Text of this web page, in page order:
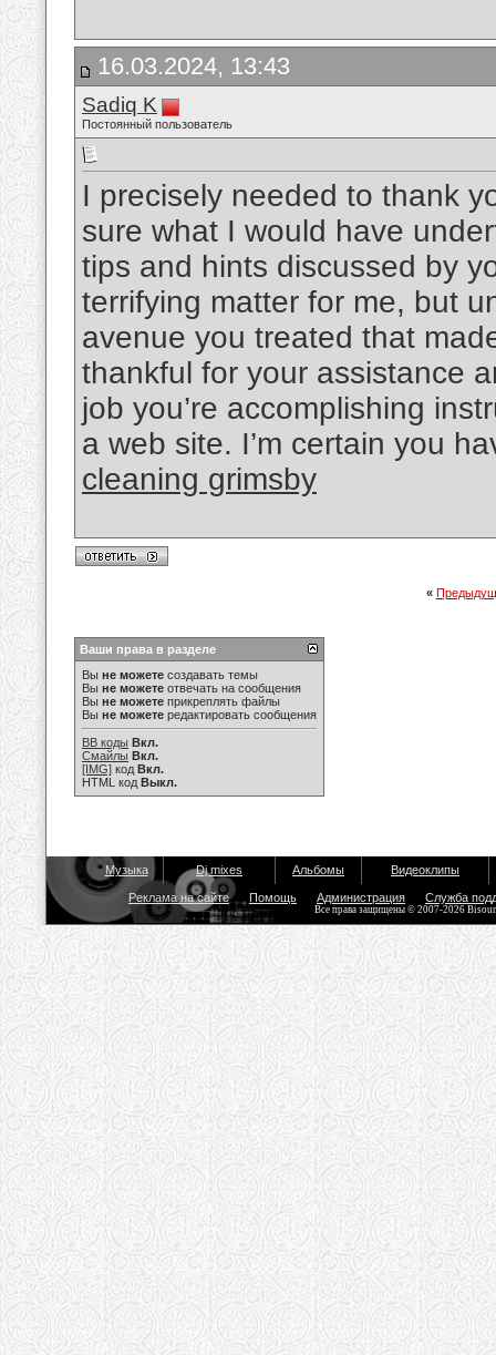
16.03.2024, 13:43
Sadiq K
Постоянный пользователь
I precisely needed to thank
sure what I would have
tips and hints discussed by
terrifying matter for me, but
avenue you treated that
thankful for your assistance
job you’re accomplishing
a web site. I’m certain you
cleaning grimsby
«
Ваши права в разделе
Вы не можете создавать темы
Вы не можете отвечать на сообщения
Вы не можете прикреплять файлы
Вы не можете редактировать сообщения
BB коды Вкл.
Смайлы Вкл.
[IMG] код Вкл.
HTML код Выкл.
Музыка Dj mixes Альбомы Видеоклипы
Реклама на сайте Помощь Администрация Служба
Все права защищены © 2007-2026